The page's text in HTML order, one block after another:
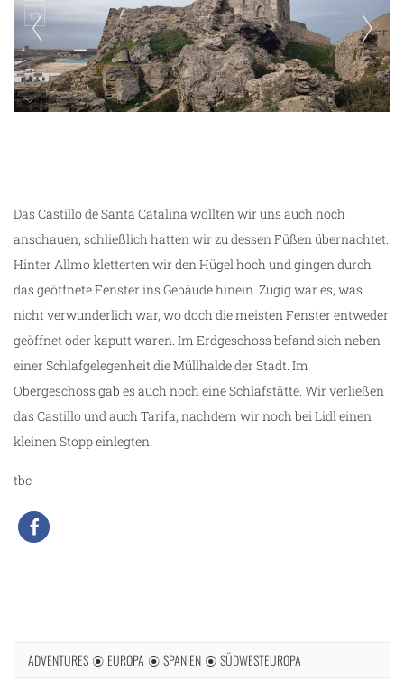
Das Castillo de Santa Catalina wollten wir uns auch noch
anschauen, schließlich hatten wir zu dessen Füßen übernachtet.
Hinter Allmo kletterten wir den Hügel hoch und gingen durch
das geöffnete Fenster ins Gebäude hinein. Zugig war es, was
nicht verwunderlich war, wo doch die meisten Fenster entweder
geöffnet oder kaputt waren. Im Erdgeschoss befand sich neben
einer Schlafgelegenheit die Müllhalde der Stadt. Im
Obergeschoss gab es auch noch eine Schlafstätte. Wir verließen
das Castillo und auch Tarifa, nachdem wir noch bei Lidl einen
kleinen Stopp einlegten.
tbc
ADVENTURES EUROPA SPANIEN SÜDWESTEUROPA